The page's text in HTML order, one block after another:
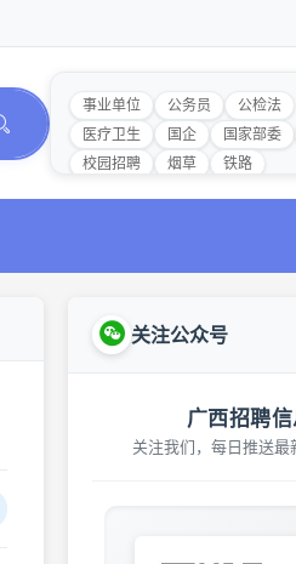
事业单位 公务员
公检法
医疗卫生
国企 国家部委
校园招聘
烟草 铁路
关注公众号
广西招聘
关注我们，每日推送最